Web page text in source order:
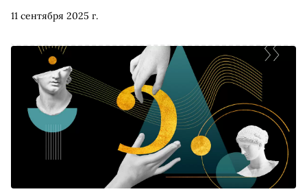
11 сентября 2025 г.
остроумное и зрелищное высказывание о войне, мире и
спектакль событием сезона